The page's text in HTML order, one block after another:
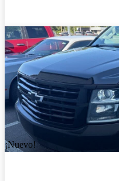
¡Nuevo!